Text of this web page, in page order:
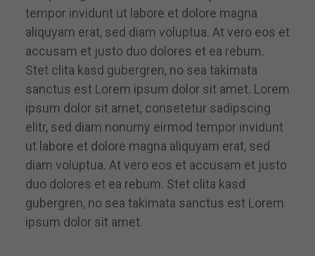
tempor invidunt ut labore et dolore magna
aliquyam erat, sed diam voluptua. At vero eos et
accusam et justo duo dolores et ea rebum.
Stet clita kasd gubergren, no sea takimata
sanctus est Lorem ipsum dolor sit amet. Lorem
ipsum dolor sit amet, consetetur sadipscing
elitr, sed diam nonumy eirmod tempor invidunt
ut labore et dolore magna aliquyam erat, sed
diam voluptua. At vero eos et accusam et justo
duo dolores et ea rebum. Stet clita kasd
gubergren, no sea takimata sanctus est Lorem
ipsum dolor sit amet.